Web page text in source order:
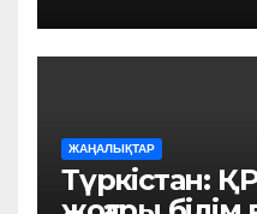
ЖАҢАЛЫҚТАР
Түркістан: